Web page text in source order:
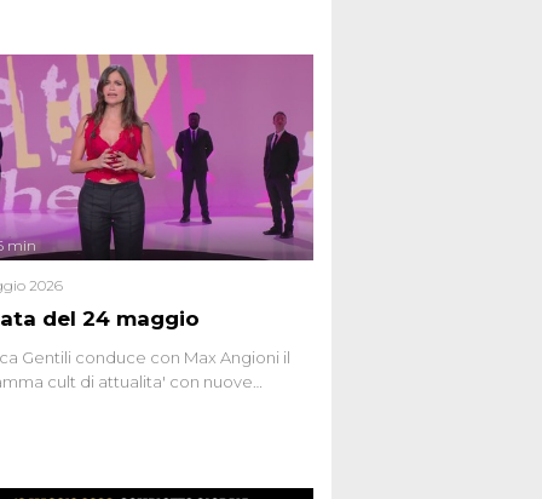
del 24 maggio
min
2026
Gentili conduce con Max Angioni il
cult di attualita' con nuove